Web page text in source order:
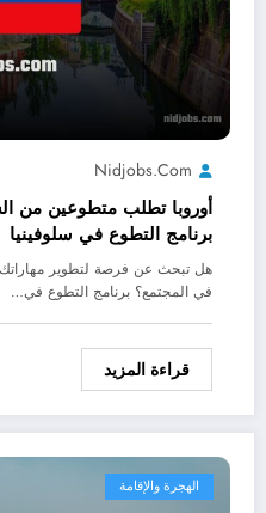
Nidjobs.com
أوروبا تطلب متطوعين من
برنامج التطوع في سلوفينيا
هل تبحث عن فرصة لتطوير
في المجتمع؟ برنامج التطوع في…
قراءة المزيد
الهجرة والإقامة